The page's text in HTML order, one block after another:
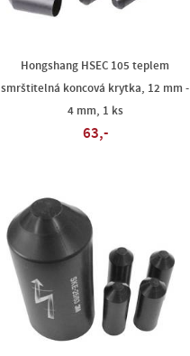
Hongshang HSEC 105 teplem
smrštitelná koncová krytka, 12 mm -
4 mm, 1 ks
63,-